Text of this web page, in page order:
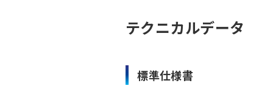
テクニカルデータ
標準仕様書